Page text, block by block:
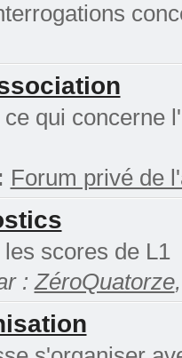
qui concerne
Forum privé de
scores de L1
:ZéroQuatorze